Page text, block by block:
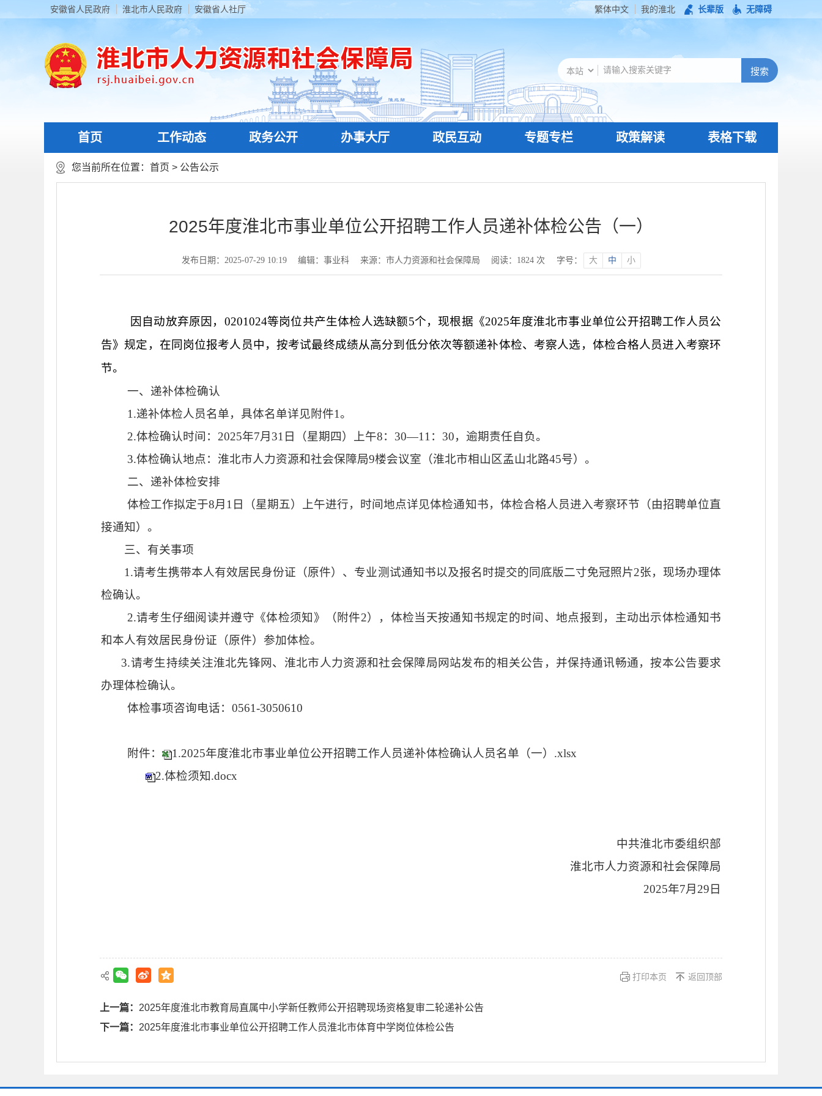
安徽省人民政府 淮北市人民政府 安徽省人社厅 繁体中文 我的淮北 长辈版 无障碍
首页 工作动态 政务公开 办事大厅 政民互动 专题专栏 政策解读 表格下载
您当前所在位置： 首页 > 公告公示
2025年度淮北市事业单位公开招聘工作人员递补体检公告（一）
发布日期：2025-07-29 10:19 编辑：事业科 来源：市人力资源和社会保障局 阅读： 1824次 字号： 大 中 小
因自动放弃原因， 0201024等岗位共产生体检人选缺额5个，现根据《2025年度淮北市事业单位公开招聘工作人员公
告》规定，在同岗位报考人员中，按考试最终成绩从高分到低分依次等额递补体检、考察人选，体检合格人员进入考察环
节。
一、递补体检确认
1.递补体检人员名单，具体名单详见附件1。
2.体检确认时间： 2025年7月 31 日（星期四 ） 上午8： 30—11 ： 30，逾期责任自负。
3.体检确认地点：淮北市人力资源和社会保障局9楼会议室（淮北市相山区孟山北路45号）。
二、 递补体检安排
体检工作拟定于8月 1 日 （星期五） 上午进行， 时间地点详见体检通知书， 体检合格人员进入考察环节 （由招聘单位直
接通知） 。
三、 有关事项
1.请考生携带本人有效居民身份证 （原件） 、 专业测试通知书以及报名时提交的同底版二寸免冠照片2张，现场办理体
检确认。
2.请考生仔细阅读并遵守《体检须知》（附件2），体检当天按通知书规定的时间、地点报到，主动出示体检通知书
和本人有效居民身份证（原件）参加体检。
3.请考生持续关注淮北先锋网、淮北市人力资源和社会保障局网站发布的相关公告，并保持通讯畅通，按本公告要求
办理体检确认。
体检事项咨询电话： 0561-3050610
附件：
1.2025年度淮北市事业单位公开招聘工作人员递补体检确认人员名单（一）.xlsx
2.体检须知.docx
中共淮北市委组织部
淮北市人力资源和社会保障局
2025年7月 29 日
打印本页 返回顶部
上一篇： 2025年度淮北市教育局直属中小学新任教师公开招聘现场资格复审二轮递补公告
下一篇： 2025年度淮北市事业单位公开招聘工作人员淮北市体育中学岗位体检公告